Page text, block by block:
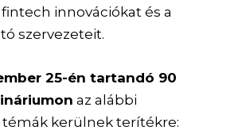
innovációkat és a
szervezeteit.
25-én tartandó 90
az alábbi
témák kerülnek terítékre: